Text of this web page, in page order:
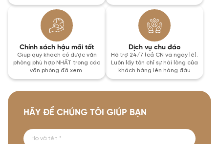
Chính sách hậu mãi tốt
Giúp quý khách có được văn
phòng phù hợp NHẤT trong các
văn phòng đã xem.
Dịch vụ chu đáo
Hỗ trợ 24/7 (cả CN và ngày lễ).
Luôn lấy tôn chỉ sự hài lòng của
khách hàng lên hàng đầu
HÃY ĐỂ CHÚNG TÔI GIÚP BẠN